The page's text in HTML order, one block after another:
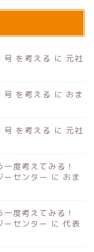
号 を考える に 元社
号 を考える に おま
号 を考える に 元社
度考えてみる！
ーセンター に おま
度考えてみる！
ーセンター に 代表